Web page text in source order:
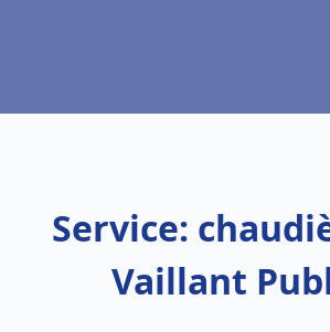
Service:
Vaillant